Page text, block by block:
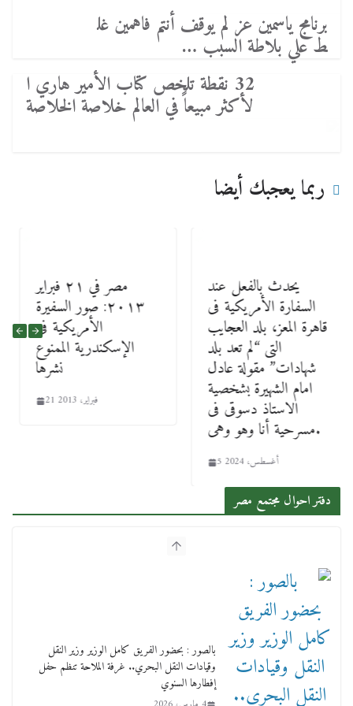
برنامج ياسمين عز لم يوقف أنتم فاهمين غل
ط علي بلاطة السبب …
32 نقطة تلخص كتاب الأمير هاري ا
لأكثر مبيعاً في العالم خلاصة الخلاصة
ربما يعجبك أيضا
مصر في ٢١ فبراير
٢٠١٣: صور السفيرة
الأمريكية فى
الإسكندرية الممنوع
نشرها
21 فبراير، 2013
يحدث بالفعل عند
السفارة الأمريكية فى
قاهرة المعز، بلد العجايب
التى “لم تعد بلد
شهادات” مقولة عادل
امام الشهيرة بشخصية
الاستاذ دسوقى فى
مسرحية أنا وهو وهى.
5 أغسطس، 2024
دفتر احوال مجتمع مصر
بالصور : بحضور الفريق كامل الوزير وزير النقل
وقيادات النقل البحري.. غرفة الملاحة تنظم حفل
إفطارها السنوي